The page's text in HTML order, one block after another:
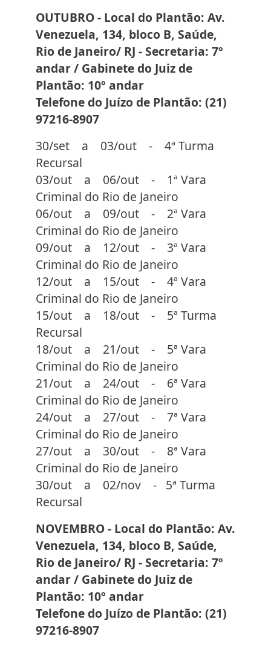
OUTUBRO - Local do Plantão: Av.
Venezuela, 134, bloco B, Saúde,
Rio de Janeiro/ RJ - Secretaria: 7º
andar / Gabinete do Juiz de
Plantão: 10º andar
Telefone do Juízo de Plantão: (21)
97216-8907
30/set a 03/out - 4ª Turma
Recursal
03/out a 06/out - 1ª Vara
Criminal do Rio de Janeiro
06/out a 09/out - 2ª Vara
Criminal do Rio de Janeiro
09/out a 12/out - 3ª Vara
Criminal do Rio de Janeiro
12/out a 15/out - 4ª Vara
Criminal do Rio de Janeiro
15/out a 18/out - 5ª Turma
Recursal
18/out a 21/out - 5ª Vara
Criminal do Rio de Janeiro
21/out a 24/out - 6ª Vara
Criminal do Rio de Janeiro
24/out a 27/out - 7ª Vara
Criminal do Rio de Janeiro
27/out a 30/out - 8ª Vara
Criminal do Rio de Janeiro
30/out a 02/nov - 5ª Turma
Recursal
NOVEMBRO - Local do Plantão: Av.
Venezuela, 134, bloco B, Saúde,
Rio de Janeiro/ RJ - Secretaria: 7º
andar / Gabinete do Juiz de
Plantão: 10º andar
Telefone do Juízo de Plantão: (21)
97216-8907